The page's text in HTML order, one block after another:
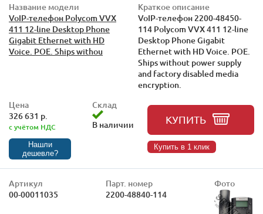
Название модели
VoIP-телефон Polycom VVX
411 12-line Desktop Phone
Gigabit Ethernet with HD
Voice. POE. Ships withou
Краткое описание
VoIP-телефон 2200-48450-
114 Polycom VVX 411 12-line
Desktop Phone Gigabit
Ethernet with HD Voice. POE.
Ships without power supply
and factory disabled media
encryption.
Цена
326 631 р.
с учётом НДС
Нашли
дешевле?
Склад
В наличии
КУПИТЬ
Купить в 1 клик
Артикул
00-00011035
Парт. номер
2200-48840-114
Фото